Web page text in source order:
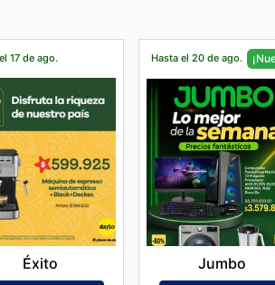
17 de ago.
Éxito
Hasta el 20 de ago.
Jumbo